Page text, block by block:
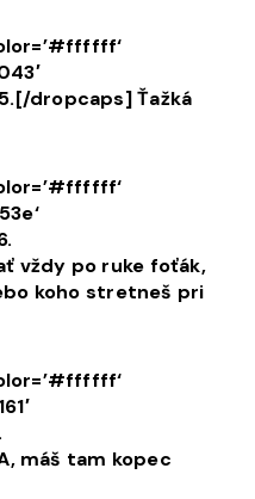
dropcaps] Ťažká
vždy po ruke foťák,
koho stretneš pri
máš tam kopec